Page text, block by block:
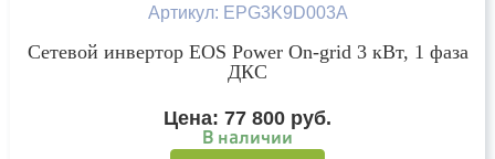
Артикул: EPG3K9D003A
Сетевой инвертор EOS Power On-grid 3 кВт, 1 фаза
ДКС
Цена: 77 800 руб.
В наличии